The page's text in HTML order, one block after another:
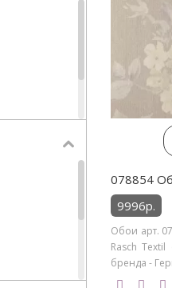
078854
9996р.
Обои арт.
Rasch
бренда -